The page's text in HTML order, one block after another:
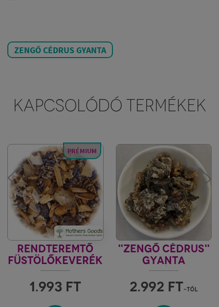
ZENGŐ CÉDRUS GYANTA
KAPCSOLÓDÓ TERMÉKEK
PRÉMIUM
RENDTEREMTŐ
FÜSTÖLŐKEVERÉK
1.993 FT
"ZENGŐ CÉDRUS"
GYANTA
SZIBÉRIAI
CIRBOLYAFENYŐ
2.992 FT-tól